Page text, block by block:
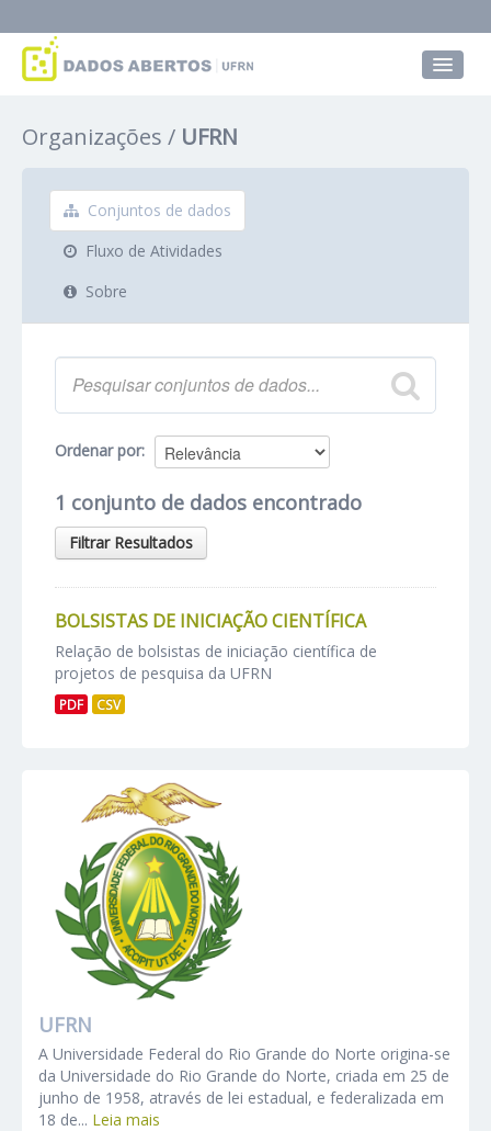
Grupos
Sobre
Organizações UFRN
Conjuntos de dados
Fluxo de Atividades
Sobre
Ordenar por
1 conjunto de dados encontrado
Filtrar Resultados
BOLSISTAS DE INICIAÇÃO CIENTÍFICA
Relação de bolsistas de iniciação científica de
projetos de pesquisa da UFRN
PDF CSV
UFRN
A Universidade Federal do Rio Grande do Norte origina-se
da Universidade do Rio Grande do Norte, criada em 25 de
junho de 1958, através de lei estadual, e federalizada em
18 de... Leia mais